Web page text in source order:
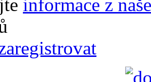
informace z